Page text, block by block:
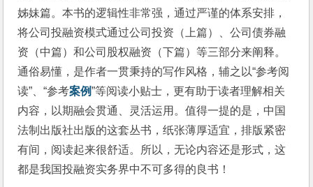
姊妹篇。本书的逻辑性非常强，通过严谨的体系安排，
将公司投融资模式通过公司投资（上篇）、公司债券融
资（中篇）和公司股权融资（下篇）等三部分来阐释。
通俗易懂，是作者一贯秉持的写作风格，辅之以“参考阅
读”、“参考案例”等阅读小贴士，更有助于读者理解相关
内容，以期融会贯通、灵活运用。值得一提的是，中国
法制出版社出版的这套丛书，纸张薄厚适宜，排版紧密
有间，阅读起来很舒适。所以，无论内容还是形式，这
都是我国投融资实务界中不可多得的良书！